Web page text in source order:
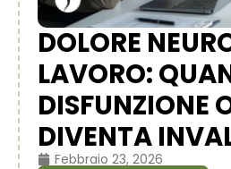
DOLORE
LAVORO:
DISFUNZIONE
DIVENTA
Febbraio 23, 2026